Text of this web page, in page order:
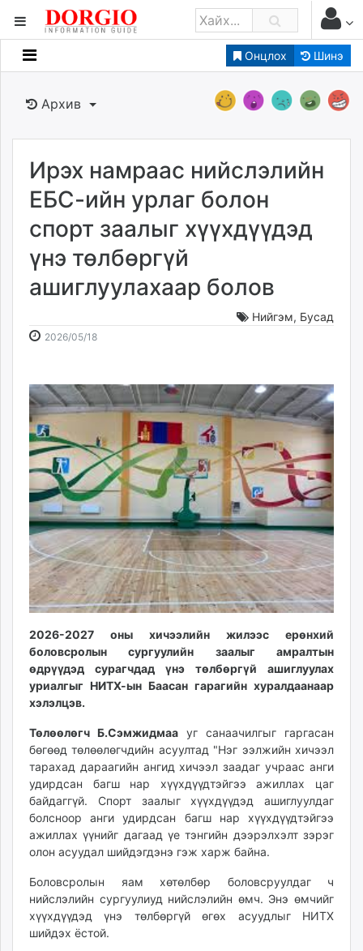
Онцлох Шинэ
Мэдээллийн
Банк санхүү
Бизнес ААН
Төрийн
Нийслэлийн
dorgio.mn
Gogo.mn
caak.mn
news.mn
Baabar.mn
mnb.mn
Livetv.mn
Eguur.mn
24tsag.mn
shuud.mn
eagle.mn
ergelt.mn
zarig.mn
today.mn
zuv.mn
mminfo.mn
urlag.mn
unen.mn
asu.mn
shudarga.mn
unuudur.mn
mglradio.com
fact.mn
itoim.mn
tumen.mn
shuum.mn
times.mn
tvmongolia.mn
mass.mn
unegui.mn
Архив
Ирэх намраас нийслэлийн
ЕБС-ийн урлаг болон
спорт заалыг хүүхдүүдэд
үнэ төлбөргүй
ашиглуулахаар болов
Нийгэм, Бусад
2026/05/182026-
09:21:39
2026-
21:58:46
2026-2027 оны хичээлийн жилээс ерөнхий
боловсролын сургуулийн заалыг амралтын
өдрүүдэд сурагчдад үнэ төлбөргүй ашиглуулах
уриалгыг НИТХ-ын Баасан гарагийн хуралдаанаар
хэлэлцэв.
Төлөөлөгч Б.Сэмжидмаа уг санаачилгыг гаргасан
бөгөөд төлөөлөгчдийн асуултад "Нэг ээлжийн хичээл
тарахад дараагийн ангид хичээл заадаг учраас анги
удирдсан багш нар хүүхдүүдтэйгээ ажиллах цаг
байдаггүй. Спорт заалыг хүүхдүүдэд ашиглуулдаг
болсноор анги удирдсан багш нар хүүхдүүдтэйгээ
ажиллах үүнийг дагаад үе тэнгийн дээрэлхэлт зэрэг
олон асуудал шийдэгдэнэ гэж харж байна.
Боловсролын яам хөтөлбөр боловсруулдаг ч
нийслэлийн сургуулиуд нийслэлийн өмч. Энэ өмчийг
хүүхдүүдэд үнэ төлбөргүй өгөх асуудлыг НИТХ
шийдэх ёстой.